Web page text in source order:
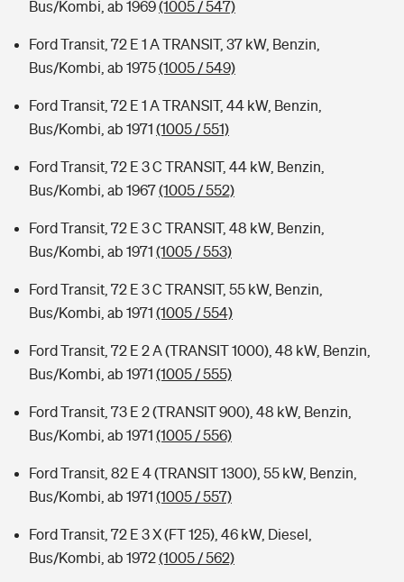
Bus/Kombi, ab 1969(1005 / 547)
Ford Transit, 72 E 1 A TRANSIT, 37 kW, Benzin,
Bus/Kombi, ab 1975(1005 / 549)
Ford Transit, 72 E 1 A TRANSIT, 44 kW, Benzin,
Bus/Kombi, ab 1971 (1005 / 551)
Ford Transit, 72 E 3 C TRANSIT, 44 kW, Benzin,
Bus/Kombi, ab 1967(1005 / 552)
Ford Transit, 72 E 3 C TRANSIT, 48 kW, Benzin,
Bus/Kombi, ab 1971 (1005 / 553)
Ford Transit, 72 E 3 C TRANSIT, 55 kW, Benzin,
Bus/Kombi, ab 1971 (1005 / 554)
Ford Transit, 72 E 2 A (TRANSIT 1000), 48 kW, Benzin,
Bus/Kombi, ab 1971 (1005 / 555)
Ford Transit, 73 E 2 (TRANSIT 900), 48 kW, Benzin,
Bus/Kombi, ab 1971 (1005 / 556)
Ford Transit, 82 E 4 (TRANSIT 1300), 55 kW, Benzin,
Bus/Kombi, ab 1971 (1005 / 557)
Ford Transit, 72 E 3 X (FT 125), 46 kW, Diesel,
Bus/Kombi, ab 1972(1005 / 562)